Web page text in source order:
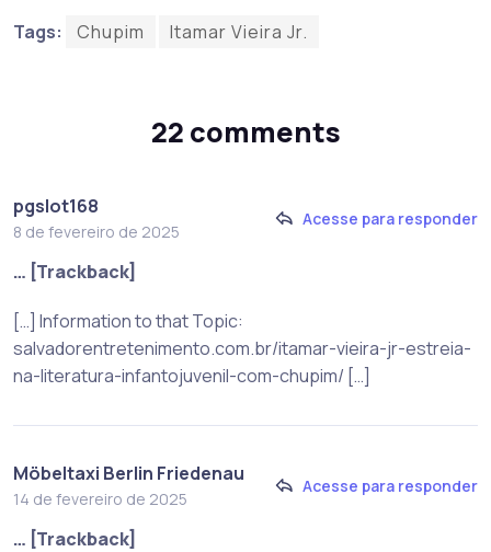
Tags: Chupim Itamar Vieira Jr.
22 comments
pgslot168
8 de fevereiro de 2025
Acesse para responder
… [Trackback]
[…] Information to that Topic:
salvadorentretenimento.com.br/itamar-vieira-jr-estreia-
na-literatura-infantojuvenil-com-chupim/ […]
Möbeltaxi Berlin Friedenau
14 de fevereiro de 2025
Acesse para responder
… [Trackback]